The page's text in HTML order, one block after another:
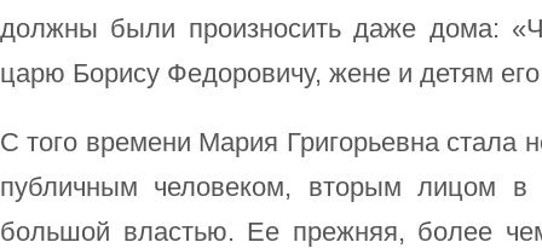
должны были произносить даже дома:
царю Борису Федоровичу, жене и детям
С того времени Мария Григорьевна стала
публичным человеком, вторым лицом в
большой властью. Ее прежняя, более